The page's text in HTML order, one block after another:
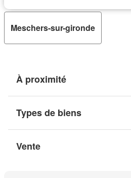
Meschers-sur-gironde
À proximité
Types de biens
Vente